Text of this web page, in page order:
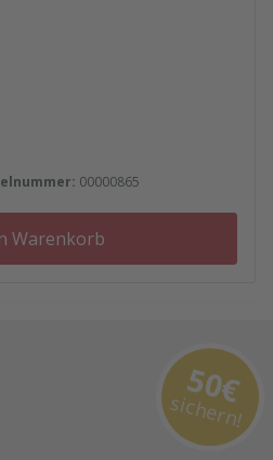
00000865
Warenkorb
50€
sichern!